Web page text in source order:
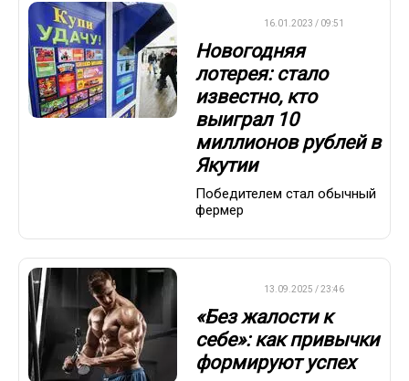
16.01.2023 / 09:51
Новогодняя
лотерея: стало
известно, кто
выиграл 10
миллионов рублей в
Якутии
Победителем стал обычный
фермер
13.09.2025 / 23:46
«Без жалости к
себе»: как привычки
формируют успех